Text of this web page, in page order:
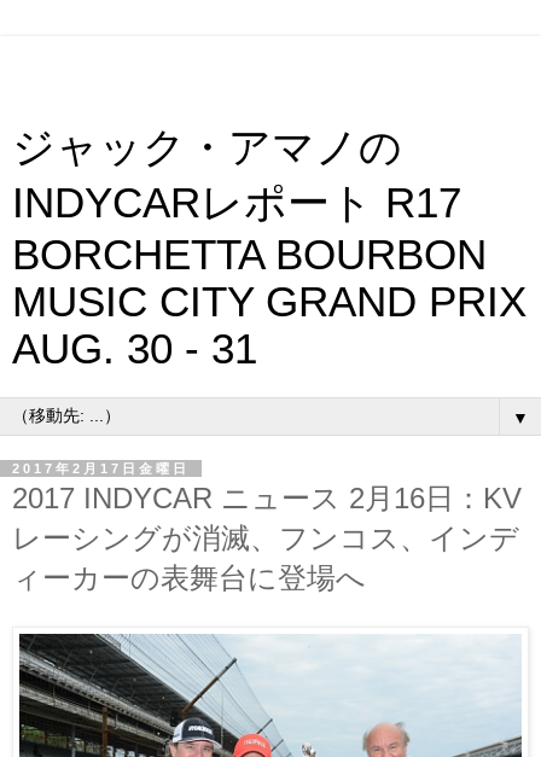
ジャック・アマノの
INDYCARレポート R17
BORCHETTA BOURBON
MUSIC CITY GRAND PRIX
AUG. 30 - 31
▼
2017年2月17日金曜日
2017 INDYCAR ニュース 2月16日：KV
レーシングが消滅、フンコス、インデ
ィーカーの表舞台に登場へ